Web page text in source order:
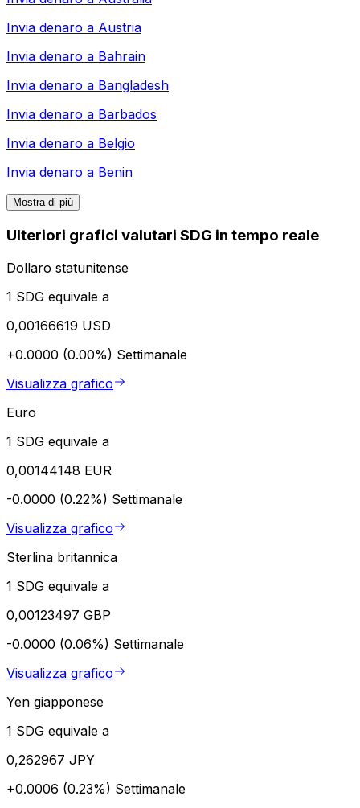
Invia denaro a Austria
Invia denaro a Bahrain
Invia denaro a Bangladesh
Invia denaro a Barbados
Invia denaro a Belgio
Invia denaro a Benin
Mostra di più
Ulteriori grafici valutari SDG in tempo reale
Dollaro statunitense
1 SDG equivale a
0,00166619 USD
+0.0000 (0.00%) Settimanale
Visualizza grafico
Euro
1 SDG equivale a
0,00144148 EUR
-0.0000 (0.22%) Settimanale
Visualizza grafico
Sterlina britannica
1 SDG equivale a
0,00123497 GBP
-0.0000 (0.06%) Settimanale
Visualizza grafico
Yen giapponese
1 SDG equivale a
0,262967 JPY
+0.0006 (0.23%) Settimanale